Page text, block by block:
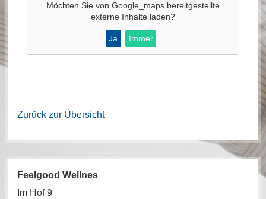
Möchten Sie von Google_mapsbereitgestellte
externe Inhalte laden?
Ja Immer
Zurück zur Übersicht
Feelgood Wellnes
Im Hof 9